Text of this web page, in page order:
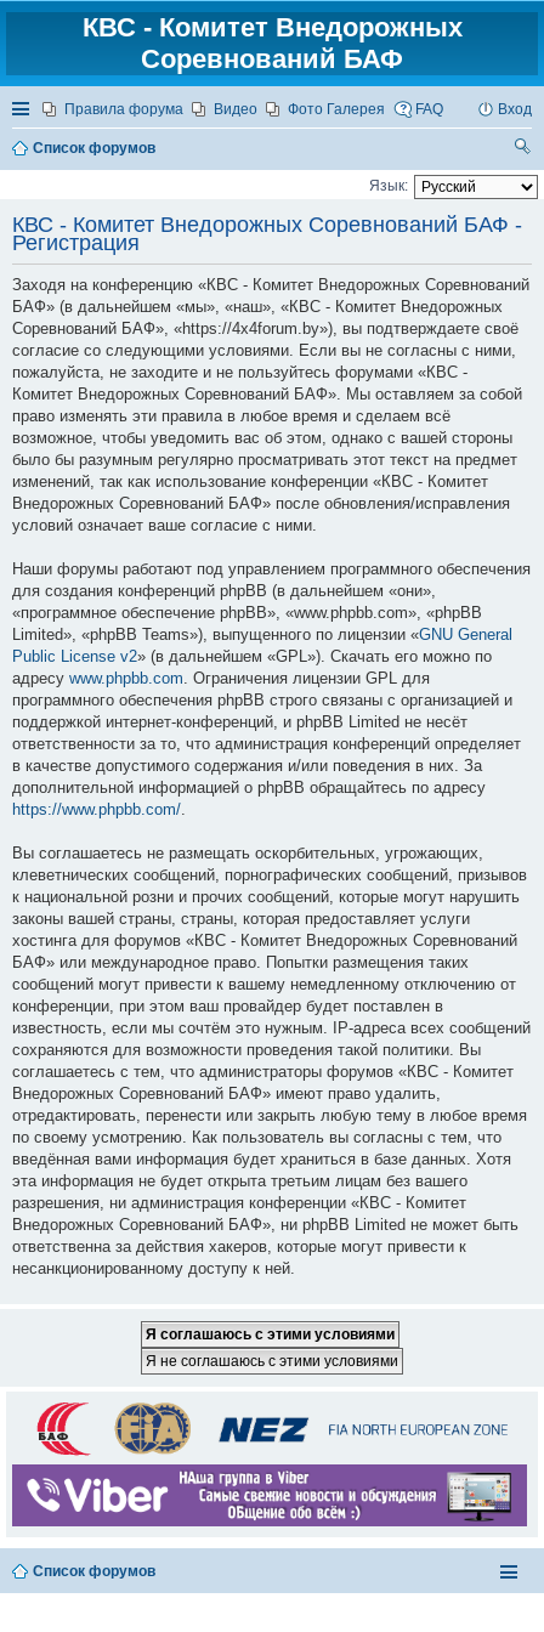
КВС - Комитет Внедорожных
Соревнований БАФ
СсылкиПравила форума Видео Фото Галерея FAQ Вход
Список форумов
ои
Язык:
КВС - Комитет Внедорожных Соревнований БАФ -
Регистрация
Заходя на конференцию «КВС - Комитет Внедорожных Соревнований
БАФ» (в дальнейшем «мы», «наш», «КВС - Комитет Внедорожных
Соревнований БАФ», «https://4x4forum.by»), вы подтверждаете своё
согласие со следующими условиями. Если вы не согласны с ними,
пожалуйста, не заходите и не пользуйтесь форумами «КВС -
Комитет Внедорожных Соревнований БАФ». Мы оставляем за собой
право изменять эти правила в любое время и сделаем всё
возможное, чтобы уведомить вас об этом, однако с вашей стороны
было бы разумным регулярно просматривать этот текст на предмет
изменений, так как использование конференции «КВС - Комитет
Внедорожных Соревнований БАФ» после обновления/исправления
условий означает ваше согласие с ними.
Наши форумы работают под управлением программного обеспечения
для создания конференций phpBB (в дальнейшем «они»,
«программное обеспечение phpBB», «www.phpbb.com», «phpBB
Limited», «phpBB Teams»), выпущенного по лицензии «GNU General
Public License v2» (в дальнейшем «GPL»). Скачать его можно по
адресу www.phpbb.com. Ограничения лицензии GPL для
программного обеспечения phpBB строго связаны с организацией и
поддержкой интернет-конференций, и phpBB Limited не несёт
ответственности за то, что администрация конференций определяет
в качестве допустимого содержания и/или поведения в них. За
дополнительной информацией о phpBB обращайтесь по адресу
https://www.phpbb.com/.
Вы соглашаетесь не размещать оскорбительных, угрожающих,
клеветнических сообщений, порнографических сообщений, призывов
к национальной розни и прочих сообщений, которые могут нарушить
законы вашей страны, страны, которая предоставляет услуги
хостинга для форумов «КВС - Комитет Внедорожных Соревнований
БАФ» или международное право. Попытки размещения таких
сообщений могут привести к вашему немедленному отключению от
конференции, при этом ваш провайдер будет поставлен в
известность, если мы сочтём это нужным. IP-адреса всех сообщений
сохраняются для возможности проведения такой политики. Вы
соглашаетесь с тем, что администраторы форумов «КВС - Комитет
Внедорожных Соревнований БАФ» имеют право удалить,
отредактировать, перенести или закрыть любую тему в любое время
по своему усмотрению. Как пользователь вы согласны с тем, что
введённая вами информация будет храниться в базе данных. Хотя
эта информация не будет открыта третьим лицам без вашего
разрешения, ни администрация конференции «КВС - Комитет
Внедорожных Соревнований БАФ», ни phpBB Limited не может быть
ответственна за действия хакеров, которые могут привести к
несанкционированному доступу к ней.
Список форумов